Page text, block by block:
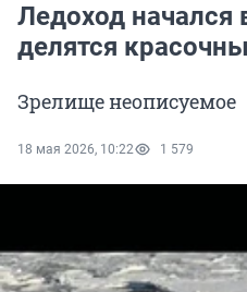
Ледоход начался
делятся
Зрелище неописуемое
18 мая 2026, 10:22 1 579